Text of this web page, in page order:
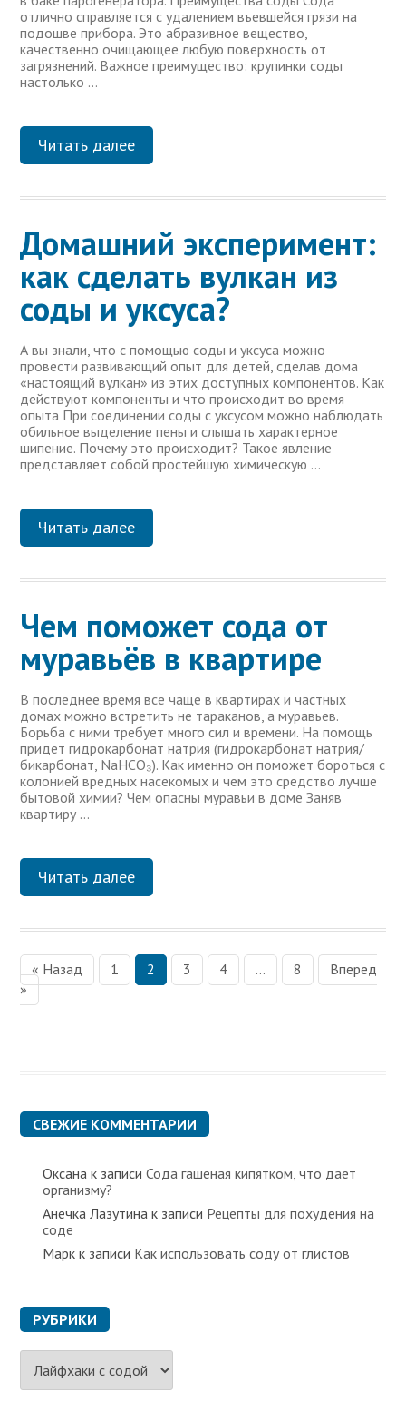
отлично справляется с удалением въевшейся грязи на
подошве прибора. Это абразивное вещество,
качественно очищающее любую поверхность от
загрязнений. Важное преимущество: крупинки соды
настолько …
Читать далее
Домашний эксперимент:
как сделать вулкан из
соды и уксуса?
А вы знали, что с помощью соды и уксуса можно
провести развивающий опыт для детей, сделав дома
«настоящий вулкан» из этих доступных компонентов. Как
действуют компоненты и что происходит во время
опыта При соединении соды с уксусом можно наблюдать
обильное выделение пены и слышать характерное
шипение. Почему это происходит? Такое явление
представляет собой простейшую химическую …
Читать далее
Чем поможет сода от
муравьёв в квартире
В последнее время все чаще в квартирах и частных
домах можно встретить не тараканов, а муравьев.
Борьба с ними требует много сил и времени. На помощь
придет гидрокарбонат натрия (гидрокарбонат натрия/
бикарбонат, NaHCO₃). Как именно он поможет бороться с
колонией вредных насекомых и чем это средство лучше
бытовой химии? Чем опасны муравьи в доме Заняв
квартиру …
Читать далее
П
н
а
и
с
« Назад 1 2 3 4 … 8
Вперед
»
СВЕЖИЕ КОММЕНТАРИИ
Оксана к записиСода гашеная кипятком, что дает
организму?
Анечка Лазутина к записи Рецепты для похудения на
соде
Марк к записи Как использовать соду от глистов
РУБРИКИ
б